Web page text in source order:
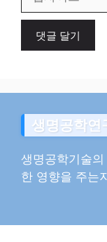
이
생명공학연
생명공학기술
한 영향을 주는